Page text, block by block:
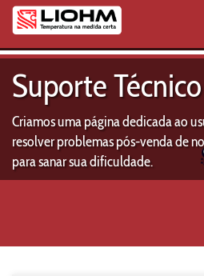
Suporte Técnico
Criamos uma página dedicada ao
resolver problemas pós-venda de
para sanar sua dificuldade.